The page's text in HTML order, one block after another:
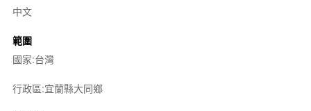
中文
範圍
國家:台灣
行政區:宜蘭縣大同鄉